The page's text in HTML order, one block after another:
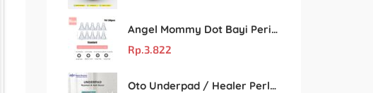
Angel Mommy Dot Bayi Peristaltic S/M/L/X-Cut / Puting Lebar Buram 10pcs
Rp.3.822
Oto Underpad / Healer Perlak Sekali Pakai 60×90 cm, Isi 10 Lembar